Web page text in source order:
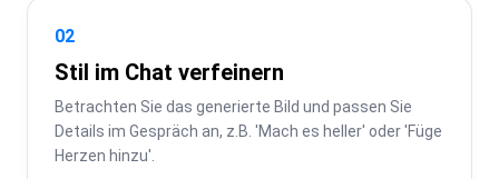
02
Stil im Chat verfeinern
Betrachten Sie das generierte Bild und passen Sie
Details im Gespräch an, z.B. 'Mach es heller' oder 'Füge
Herzen hinzu'.